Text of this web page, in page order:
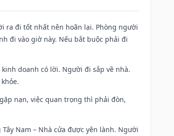
ra đi tốt nhất nên hoãn lại. Phòng người
đi vào giờ này. Nếu bắt buộc phải đi
doanh có lời. Người đi sắp về nhà.
nạn, việc quan trọng thì phải đòn,
Nam – Nhà cửa được yên lành. Người